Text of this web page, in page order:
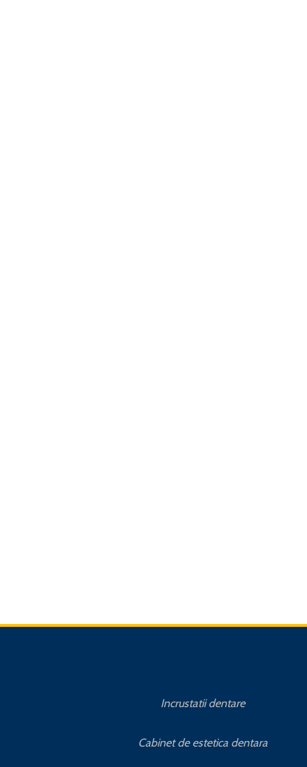
Incrustatii dentare
Cabinet de estetica dentara